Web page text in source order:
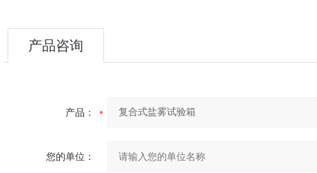
产品咨询
产品：
您的单位：